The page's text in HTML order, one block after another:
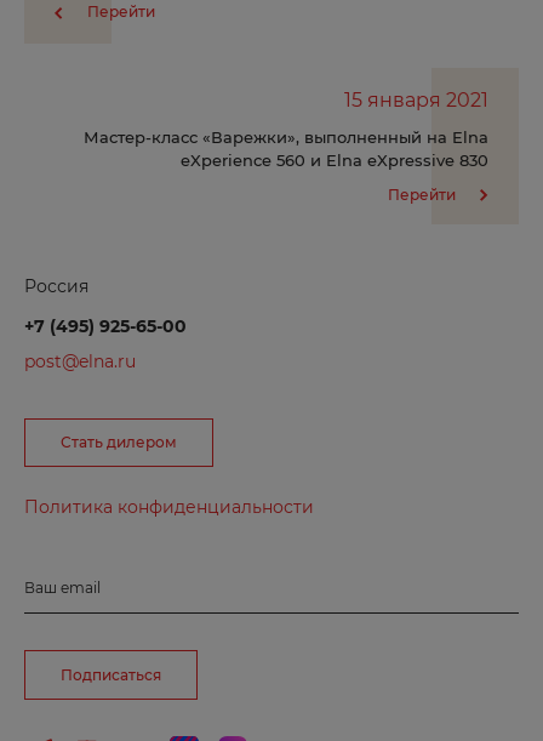
Перейти
15 января 2021
Мастер-класс «Варежки», выполненный на Elna
eXperience 560 и Elna eXpressive 830
Перейти
Россия
+7 (495) 925-65-00
post@elna.ru
Стать дилером
Политика конфиденциальности
Ваш email
Подписаться
Тула
Ф
Х
Харабали
Ч